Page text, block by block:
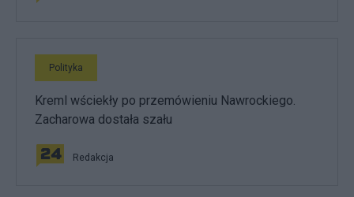
Polityka
Kreml wściekły po przemówieniu Nawrockiego.
Zacharowa dostała szału
Redakcja